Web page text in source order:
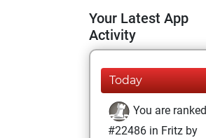
Your Latest App
Activity
Today
You are ranked
#22486 in Fritz by